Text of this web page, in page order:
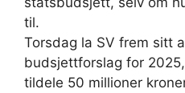
til.
Torsdag la SV frem sitt
budsjettforslag for
tildele 50 millioner